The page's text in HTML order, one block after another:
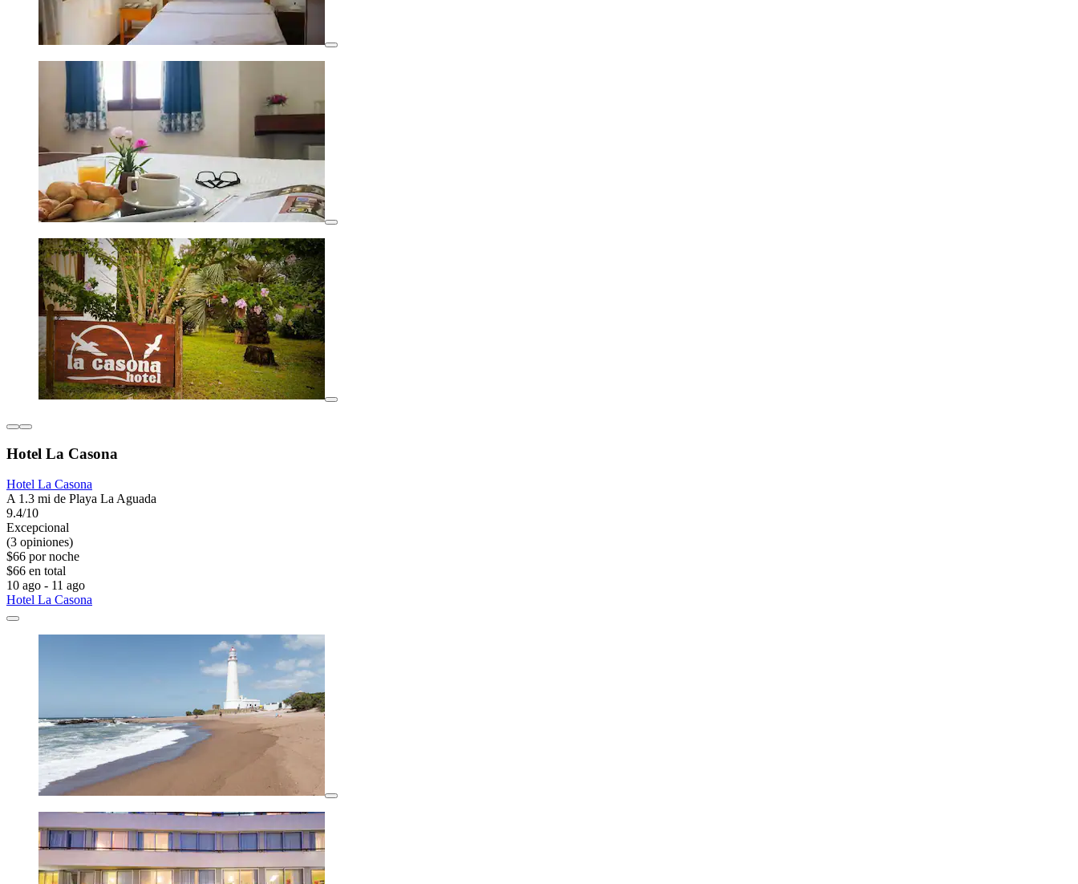
Hotel La Casona
Hotel La Casona
A 1.3 mi de Playa La Aguada
9.4/10
Excepcional
(3 opiniones)
$66 por noche
$66 en total
10 ago - 11 ago
Hotel La Casona